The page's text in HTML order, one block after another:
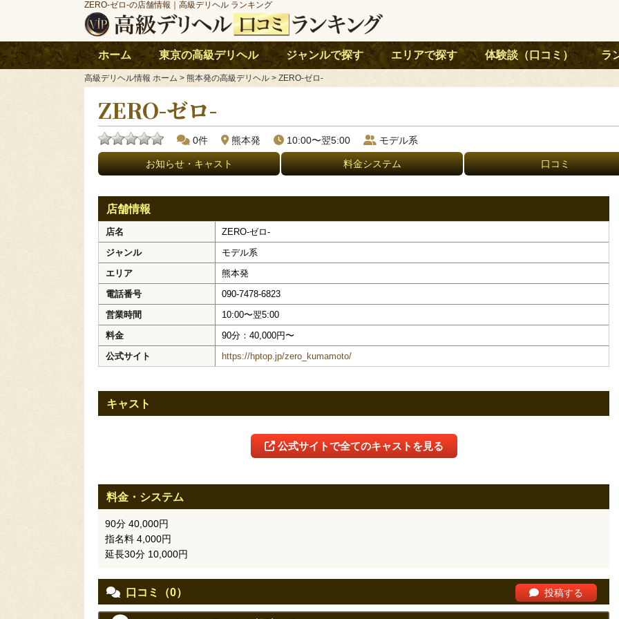
ZERO-ゼロ-の店舗情報｜高級デリヘル ランキング
ホーム 東京の高級デリヘル ジャンルで探す エリアで探す 体験談（口コミ） ラ
高級デリヘル情報 ホーム > 熊本発の高級デリヘル > ZERO-ゼロ-
ZERO-ゼロ-
0件 熊本発 10:00〜翌5:00 モデル系
お知らせ・キャスト 料金システム 口コミ
店舗情報
店名
ZERO-ゼロ-
ジャンル
モデル系
エリア
熊本発
電話番号
090-7478-6823
営業時間
10:00〜翌5:00
料金
90分：40,000円〜
公式サイト
https://hptop.jp/zero_kumamoto/
キャスト
公式サイトで全てのキャストを見る
料金・システム
90分 40,000円
指名料 4,000円
延長30分 10,000円
口コミ（0） 投稿する